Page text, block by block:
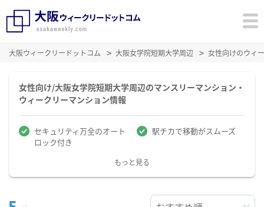
大阪ウィークリードットコム 大阪女学院短期大学周辺 女性向けのウィ
女性向け/大阪女学院短期大学周辺のマンスリーマンション・
ウィークリーマンション情報
セキュリティ万全のオート
ロック付き
駅チカで移動がスムーズ
もっと見る